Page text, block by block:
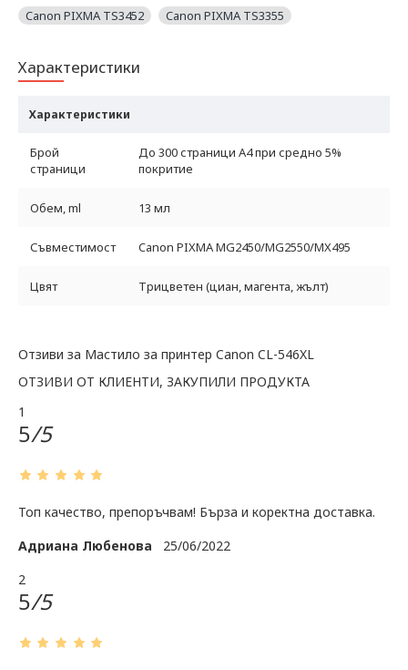
Canon PIXMA TS3452
Canon PIXMA TS3355
Характеристики
Характеристики
Брой
страници
До 300 страници A4 при средно 5%
покритие
Обем, ml 13 мл
Съвместимост Canon PIXMA MG2450/MG2550/MX495
Цвят Трицветен (циан, магента, жълт)
Отзиви за Мастило за принтер Canon CL-546XL
ОТЗИВИ ОТ КЛИЕНТИ, ЗАКУПИЛИ ПРОДУКТА
1
5/5
Топ качество, препоръчвам! Бърза и коректна доставка.
Адриана Любенова 25/06/2022
2
5/5